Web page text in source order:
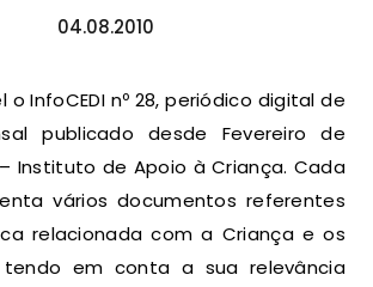
04.08.2010
publicado desde Fevereiro de
Instituto de Apoio à Criança. Cada
vários documentos referentes
relacionada com a Criança e os
tendo em conta a sua relevância